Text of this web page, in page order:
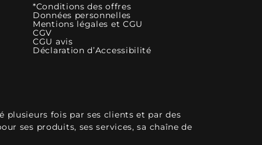
*Conditions des offres
Données personnelles
Mentions légales et CGU
CGV
CGU avis
Déclaration d’Accessibilité
plusieurs fois par ses clients et par des
ses produits, ses services, sa chaîne de